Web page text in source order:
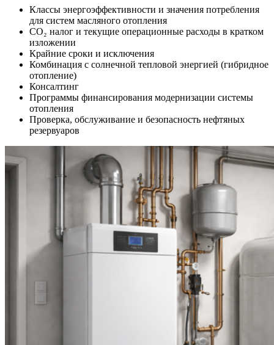
Классы энергоэффективности и значения потребления
для систем масляного отопления
CO₂ налог и текущие операционные расходы в кратком
изложении
Крайние сроки и исключения
Комбинация с солнечной тепловой энергией (гибридное
отопление)
Консалтинг
Программы финансирования модернизации системы
отопления
Проверка, обслуживание и безопасность нефтяных
резервуаров